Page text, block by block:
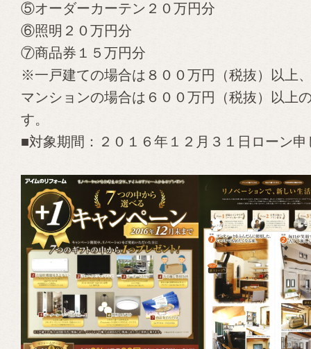
⑤オーダーカーテン２０万円分
⑥照明２０万円分
⑦商品券１５万円分
※一戸建ての場合は８００万円（税抜）以上
マンションの場合は６００万円（税抜）以上
す。
■対象期間：２０１６年１２月３１日ローン